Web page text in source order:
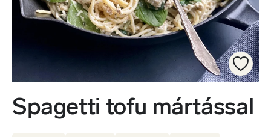
Spagetti tofu mártással